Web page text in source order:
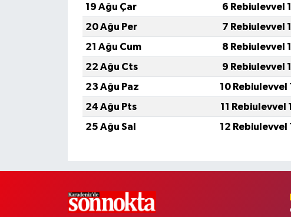
19 Ağu Çar
6 Rebiulevvel
20 Ağu Per
7 Rebiulevvel
21 Ağu Cum
8 Rebiulevvel
22 Ağu Cts
9 Rebiulevvel
23 Ağu Paz
10 Rebiulevvel
24 Ağu Pts
11 Rebiulevvel
25 Ağu Sal
12 Rebiulevvel